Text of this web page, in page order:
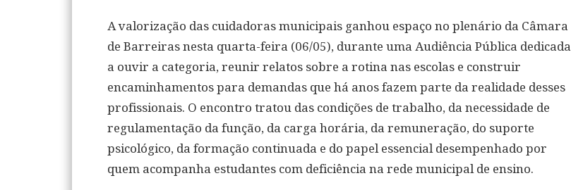
A valorização das cuidadoras municipais ganhou espaço no plenário da Câmara
de Barreiras nesta quarta-feira (06/05), durante uma Audiência Pública dedicada
a ouvir a categoria, reunir relatos sobre a rotina nas escolas e construir
encaminhamentos para demandas que há anos fazem parte da realidade desses
profissionais. O encontro tratou das condições de trabalho, da necessidade de
regulamentação da função, da carga horária, da remuneração, do suporte
psicológico, da formação continuada e do papel essencial desempenhado por
quem acompanha estudantes com deficiência na rede municipal de ensino.